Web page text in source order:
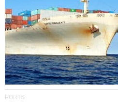
PORTS